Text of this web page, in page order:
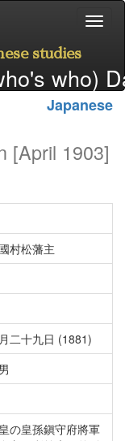
studies
who)
Japanese
[April 1903]
村松藩主
二十九日 (1881)
の皇孫鎭守府將軍